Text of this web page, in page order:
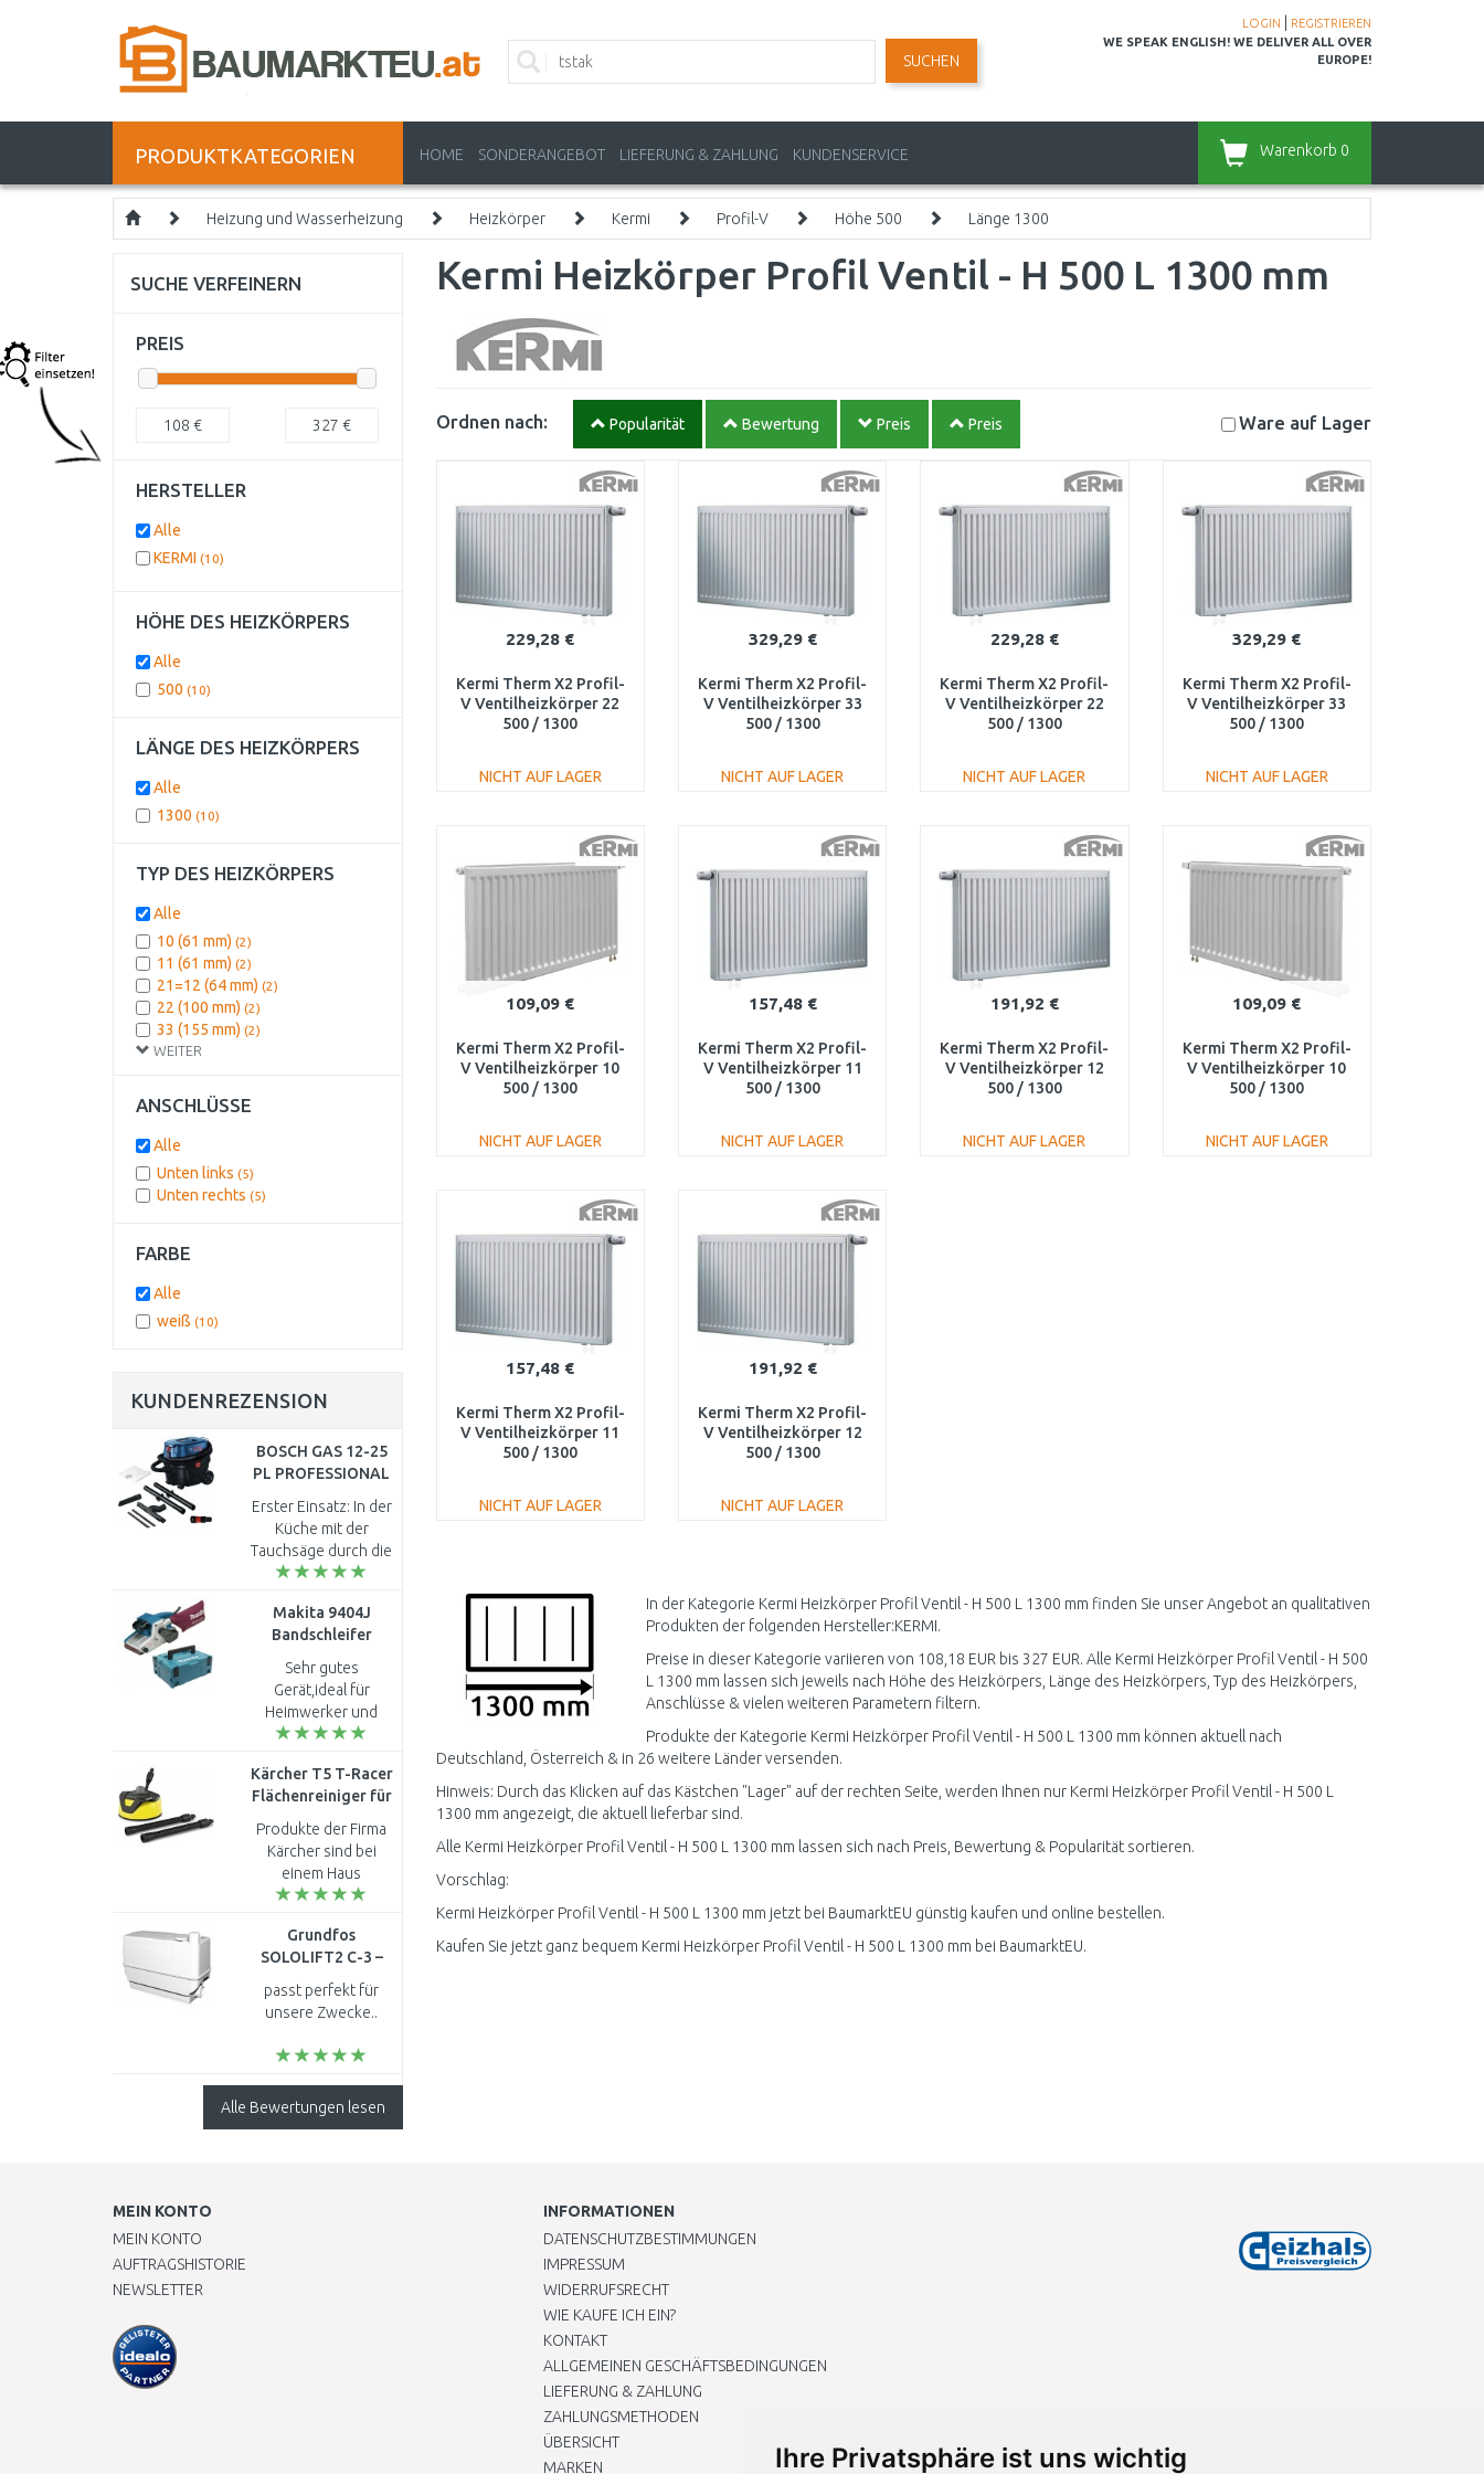
Ihre Privatsphäre ist uns wichtig
LOGIN
REGISTRIEREN
WE SPEAK ENGLISH! WE DELIVER ALL OVER
EUROPE!
SUCHEN
PRODUKTKATEGORIEN HOME SONDERANGEBOT LIEFERUNG & ZAHLUNG KUNDENSERVICE Warenkorb 0
Heizung und Wasserheizung Heizkörper Kermi Profil-V Höhe 500 Länge 1300
Kermi Heizkörper Profil Ventil - H 500 L 1300 mm
Ordnen nach: Popularität Bewertung Preis Preis Ware auf Lager
229,28 €
Kermi Therm X2 Profil-
V Ventilheizkörper 22
500 / 1300
NICHT AUF LAGER
Vergleichen
329,29 €
Kermi Therm X2 Profil-
V Ventilheizkörper 33
500 / 1300
NICHT AUF LAGER
229,28 €
Kermi Therm X2 Profil-
V Ventilheizkörper 22
500 / 1300
NICHT AUF LAGER
329,29 €
Kermi Therm X2 Profil-
V Ventilheizkörper 33
500 / 1300
NICHT AUF LAGER
Vergleichen
109,09 €
Kermi Therm X2 Profil-
V Ventilheizkörper 10
500 / 1300
NICHT AUF LAGER
157,48 €
Kermi Therm X2 Profil-
V Ventilheizkörper 11
500 / 1300
NICHT AUF LAGER
191,92 €
Kermi Therm X2 Profil-
V Ventilheizkörper 12
500 / 1300
NICHT AUF LAGER
109,09 €
Kermi Therm X2 Profil-
V Ventilheizkörper 10
500 / 1300
NICHT AUF LAGER
157,48 €
Kermi Therm X2 Profil-
V Ventilheizkörper 11
500 / 1300
NICHT AUF LAGER
Vergleichen
191,92 €
Kermi Therm X2 Profil-
V Ventilheizkörper 12
500 / 1300
NICHT AUF LAGER
In der Kategorie Kermi Heizkörper Profil Ventil - H 500 L 1300 mm finden Sie unser Angebot an qualitativen
Produkten der folgenden Hersteller:KERMI.
Preise in dieser Kategorie variieren von 108,18 EUR bis 327 EUR. Alle Kermi Heizkörper Profil Ventil - H 500
L 1300 mm lassen sich jeweils nach Höhe des Heizkörpers, Länge des Heizkörpers, Typ des Heizkörpers,
Anschlüsse & vielen weiteren Parametern filtern.
Produkte der Kategorie Kermi Heizkörper Profil Ventil - H 500 L 1300 mm können aktuell nach
Deutschland, Österreich & in 26 weitere Länder versenden.
Hinweis: Durch das Klicken auf das Kästchen "Lager" auf der rechten Seite, werden Ihnen nur Kermi Heizkörper Profil Ventil - H 500 L
1300 mm angezeigt, die aktuell lieferbar sind.
Alle Kermi Heizkörper Profil Ventil - H 500 L 1300 mm lassen sich nach Preis, Bewertung & Popularität sortieren.
Vorschlag:
Kermi Heizkörper Profil Ventil - H 500 L 1300 mm jetzt bei BaumarktEU günstig kaufen und online bestellen.
Kaufen Sie jetzt ganz bequem Kermi Heizkörper Profil Ventil - H 500 L 1300 mm bei BaumarktEU.
SUCHE VERFEINERN
PREIS
108 € 327 €
HERSTELLER
Alle
KERMI (10)
HÖHE DES HEIZKÖRPERS
Alle
500 (10)
LÄNGE DES HEIZKÖRPERS
Alle
1300 (10)
TYP DES HEIZKÖRPERS
WEITER
Alle
10 (61 mm) (2)
11 (61 mm) (2)
21=12 (64 mm) (2)
22 (100 mm) (2)
33 (155 mm) (2)
ANSCHLÜSSE
Alle
Unten links (5)
Unten rechts (5)
FARBE
Alle
weiß (10)
KUNDENREZENSION
BOSCH GAS 12-25
PL PROFESSIONAL
060197C100
Erster Einsatz: In der
Küche mit der
Tauchsäge durch die
Arbeitsplatte
natürlich auch an der
Tauchsäge, aber es
lag k..
Makita 9404J
Bandschleifer
100x610mm,
1010W, Makpac
Sehr gutes
Gerät,ideal für
Heimwerker und
Profis...
Kärcher T5 T-Racer
Flächenreiniger für
K2-K7 2.644-084.0
Produkte der Firma
Kärcher sind bei
einem Haus
unentbehrlich! ..
Grundfos
SOLOLIFT2 C-3 –
Abwasserpumpe für
Dusche, Wanne und
Waschmaschine
97775317
passt perfekt für
unsere Zwecke..
Alle Bewertungen lesen
MEIN KONTO
MEIN KONTO
AUFTRAGSHISTORIE
NEWSLETTER
INFORMATIONEN
DATENSCHUTZBESTIMMUNGEN
IMPRESSUM
WIDERRUFSRECHT
WIE KAUFE ICH EIN?
KONTAKT
ALLGEMEINEN GESCHÄFTSBEDINGUNGEN
LIEFERUNG & ZAHLUNG
ZAHLUNGSMETHODEN
ÜBERSICHT
MARKEN